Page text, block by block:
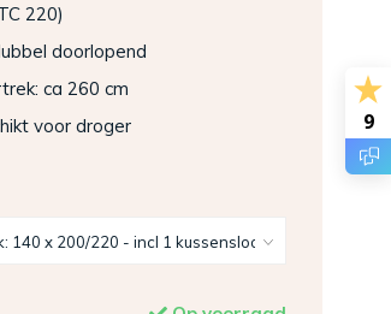
220)
doorlopend
ca 260 cm
voor droger
9